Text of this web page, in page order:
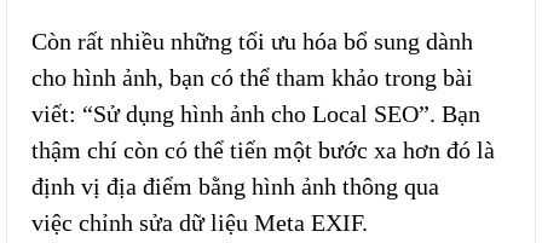
Còn rất nhiều những tối ưu hóa bổ sung dành
cho hình ảnh, bạn có thể tham khảo trong bài
viết: “Sử dụng hình ảnh cho Local SEO”. Bạn
thậm chí còn có thể tiến một bước xa hơn đó là
định vị địa điểm bằng hình ảnh thông qua
việc chỉnh sửa dữ liệu Meta EXIF.